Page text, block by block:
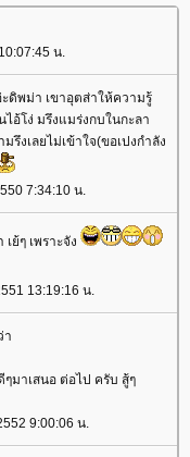
น.
ดิพม่า เขาอุตส่าให้ความรู้
ไอ้โง่ มรึงแมร่งกบในกะลา
รึงเลยไม่เข้าใจ(ขอเปงกำลัง
7:34:10 น.
ย้ๆ เพราะจัง
13:19:16 น.
า
มาเสนอ ต่อไป ครับ สู้ๆ
9:00:06 น.